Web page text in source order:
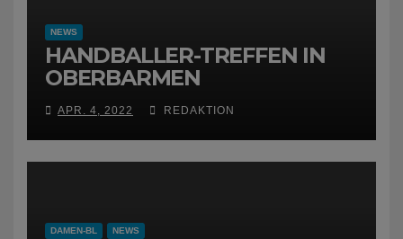
NEWS
HANDBALLER-TREFFEN IN
OBERBARMEN
APR. 4, 2022 REDAKTION
DAMEN-BL NEWS